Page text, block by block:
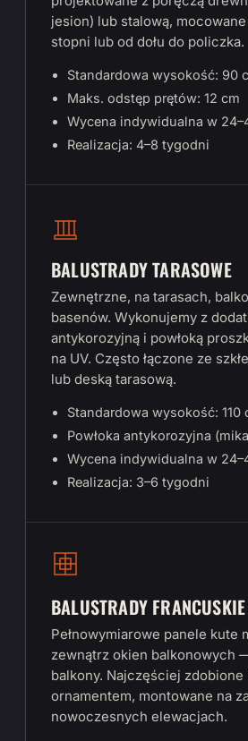
jesion) lub stalową,
stopni lub od dołu do policzka.
Standardowa wysokość: 90
Maks. odstęp prętów: 12 cm
Wycena indywidualna w
Realizacja: 4–8 tygodni
BALUSTRADY TARASOWE
Zewnętrzne, na tarasach,
basenów. Wykonujemy z
antykorozyjną i powłoką
na UV. Często łączone ze
lub deską tarasową.
Standardowa wysokość: 110
Powłoka antykorozyjna
Wycena indywidualna w
Realizacja: 3–6 tygodni
BALUSTRADY FRANCUSKIE
Pełnowymiarowe panele kute
zewnątrz okien balkonowych
balkony. Najczęściej zdobione
ornamentem, montowane na
nowoczesnych elewacjach.